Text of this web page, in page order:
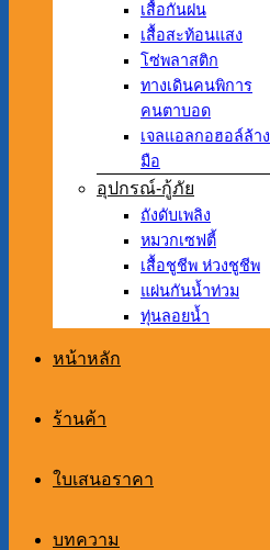
เสื้อกันฝน
เสื้อสะท้อนแสง
โซ่พลาสติก
ทางเดินคนพิการ
คนตาบอด
เจลแอลกอฮอล์ล้าง
มือ
อุปกรณ์-กู้ภัย
ถังดับเพลิง
หมวกเซฟตี้
เสื้อชูชีพ ห่วงชูชีพ
แผ่นกันน้ำท่วม
ทุ่นลอยน้ำ
หน้าหลัก
ร้านค้า
ใบเสนอราคา
บทความ